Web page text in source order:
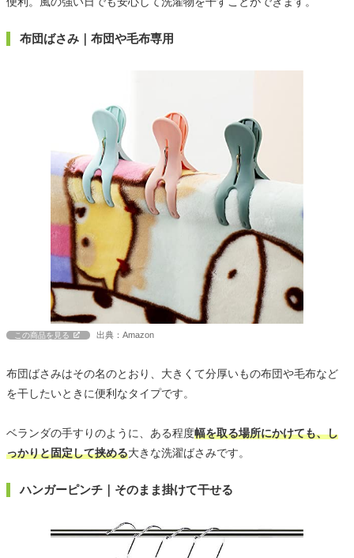
布団ばさみ｜布団や毛布専用
この商品を見る 出典：Amazon
布団ばさみはその名のとおり、大きくて分厚いもの布団や毛布など
を干したいときに便利なタイプです。
ベランダの手すりのように、ある程度幅を取る場所にかけても、し
っかりと固定して挟める大きな洗濯ばさみです。
ハンガーピンチ｜そのまま掛けて干せる